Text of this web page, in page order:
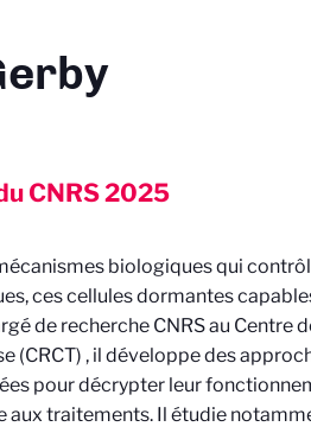
CNRS2025
biologiques qui
ces cellules dormantes
de recherche CNRS au Centre
(CRCT) , il développe des
pour décrypter leur
aux traitements. Il étudie